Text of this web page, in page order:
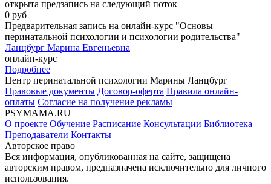
открыта предзапись на следующий поток
0 руб
Предварительная запись на онлайн-курс "Основы
перинатальной психологии и психологии родительства"
Ланцбург Марина Евгеньевна
онлайн-курс
Подробнее
Центр перинатальной психологии Марины Ланцбург
Правовые документы Договор-оферта Правила онлайн-
оплаты Согласие на получение рекламы
PSYMAMA.RU
О проекте Обучение Расписание Консультации Библиотека
Преподаватели Контакты
Авторское право
Вся информация, опубликованная на сайте, защищена
авторским правом, предназначена исключительно для личного
использования.